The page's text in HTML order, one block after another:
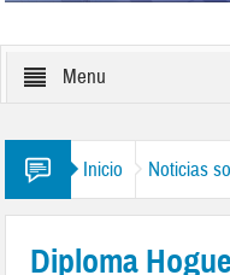
Menu
Inicio Noticias
Diploma